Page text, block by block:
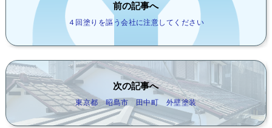
前の記事へ
４回塗りを謳う会社に注意してください
次の記事へ
東京都 昭島市 田中町 外壁塗装